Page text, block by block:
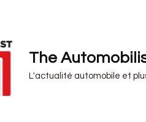
The
L'actualité automobile et